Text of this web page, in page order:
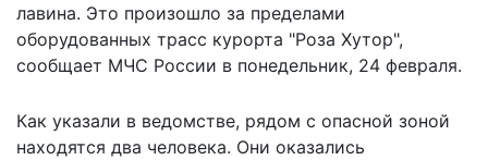
лавина. Это произошло за пределами
оборудованных трасс курорта "Роза Хутор",
сообщает МЧС России в понедельник, 24 февраля.
Как указали в ведомстве, рядом с опасной зоной
находятся два человека. Они оказались